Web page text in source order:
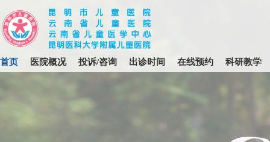
首页 医院概况 投诉/咨询 出诊时间 在线预约 科研教学